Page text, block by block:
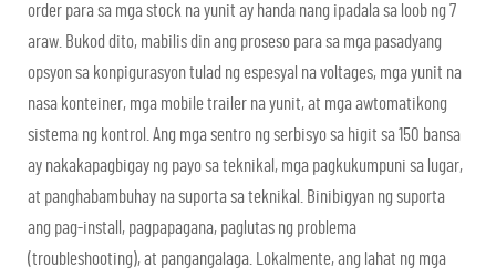
order para sa mga stock na yunit ay handa nang ipadala sa loob ng 7
araw. Bukod dito, mabilis din ang proseso para sa mga pasadyang
opsyon sa konpigurasyon tulad ng espesyal na voltages, mga yunit na
nasa konteiner, mga mobile trailer na yunit, at mga awtomatikong
sistema ng kontrol. Ang mga sentro ng serbisyo sa higit sa 150 bansa
ay nakakapagbigay ng payo sa teknikal, mga pagkukumpuni sa lugar,
at panghabambuhay na suporta sa teknikal. Binibigyan ng suporta
ang pag-install, pagpapagana, paglutas ng problema
(troubleshooting), at pangangalaga. Lokalmente, ang lahat ng mga